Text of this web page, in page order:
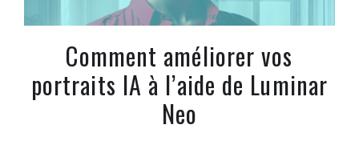
Comment améliorer vos
portraits IA à l’aide de Luminar
Neo